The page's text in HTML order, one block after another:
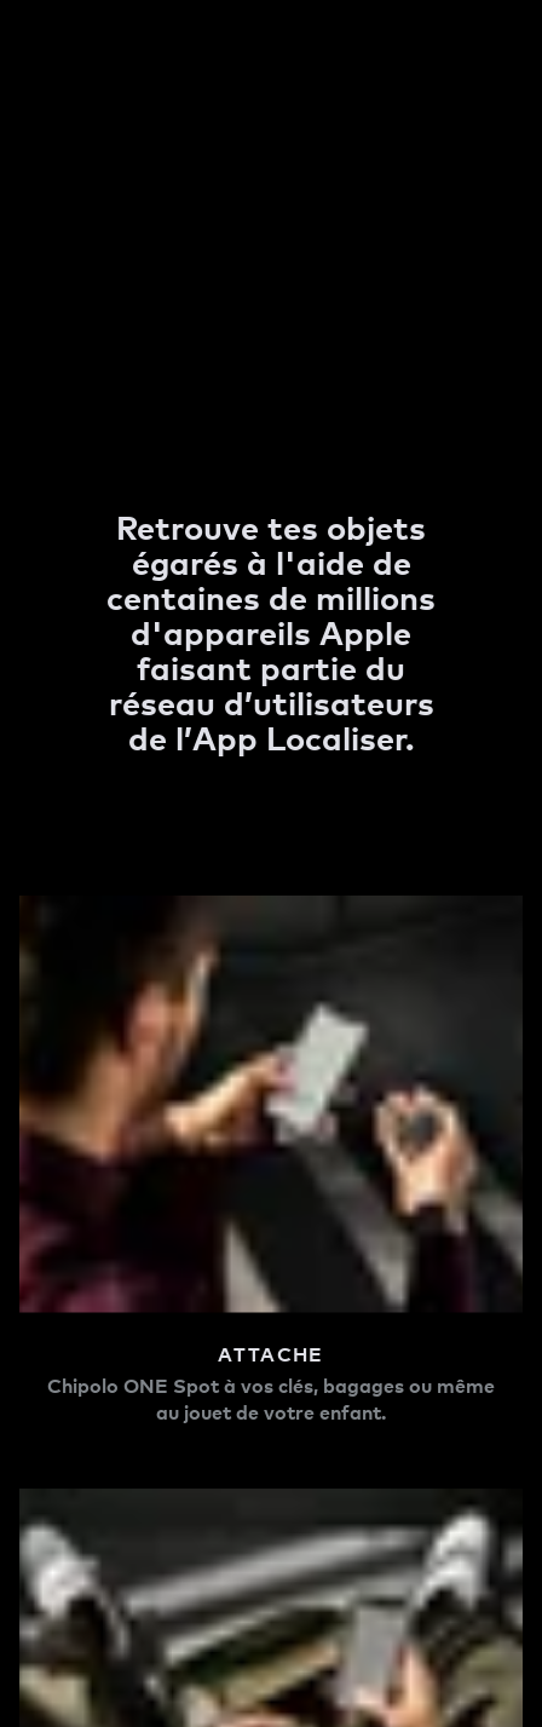
Retrouve tes objets
égarés à l'aide de
centaines de millions
d'appareils Apple
faisant partie du
réseau d’utilisateurs
de l’App Localiser.
ATTACHE
Chipolo ONE Spot à vos clés, bagages ou même
au jouet de votre enfant.